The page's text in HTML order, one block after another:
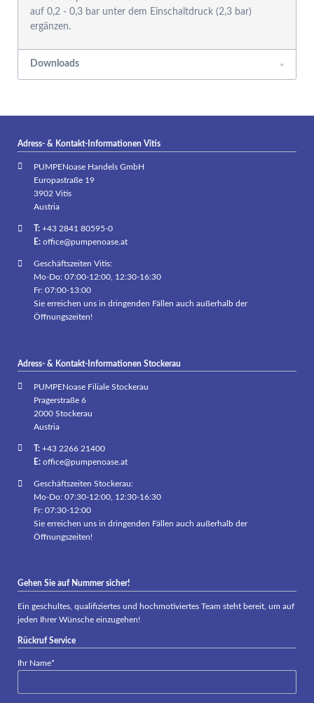
auf 0,2 - 0,3 bar unter dem Einschaltdruck (2,3 bar)
ergänzen.
Downloads
Adress- & Kontakt-Informationen Vitis
PUMPENoase Handels GmbH
Europastraße 19
3902 Vitis
Austria
T:+43 2841 80595-0
E: office@pumpenoase.at
Geschäftszeiten Vitis:
Mo-Do: 07:00-12:00, 12:30-16:30
Fr: 07:00-13:00
Sie erreichen uns in dringenden Fällen auch außerhalb der
Öffnungszeiten!
Adress- & Kontakt-Informationen Stockerau
PUMPENoase Filiale Stockerau
Pragerstraße 6
2000 Stockerau
Austria
T:+43 2266 21400
E: office@pumpenoase.at
Geschäftszeiten Stockerau:
Mo-Do: 07:30-12:00, 12:30-16:30
Fr: 07:30-12:00
Sie erreichen uns in dringenden Fällen auch außerhalb der
Öffnungszeiten!
Gehen Sie auf Nummer sicher!
Ein geschultes, qualifiziertes und hochmotiviertes Team steht bereit, um auf
jeden Ihrer Wünsche einzugehen!
Rückruf Service
Pflichtfeld
Ihr Name*